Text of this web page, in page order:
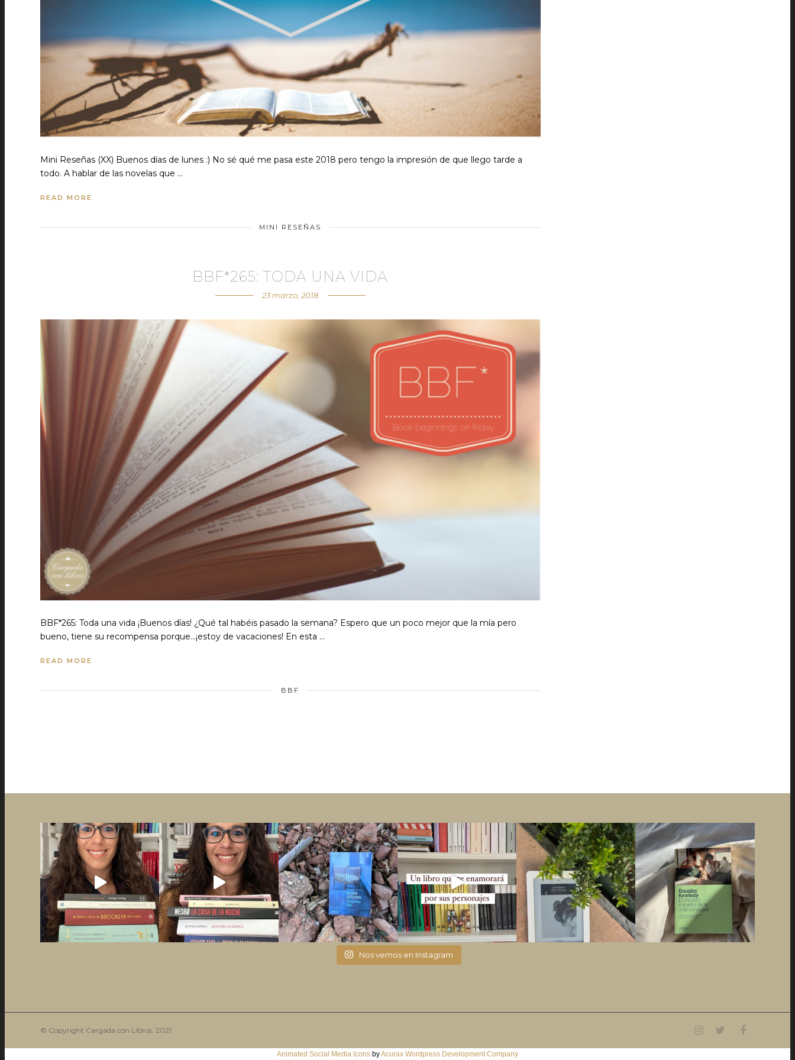
Mini Reseñas (XX) Buenos días de lunes :) No sé qué me pasa este 2018 pero tengo la impresión de que llego tarde a
todo. A hablar de las novelas que …
READ MORE
MINI RESEÑAS
BBF*265: TODA UNA VIDA
23 marzo, 2018
BBF*265: Toda una vida ¡Buenos días! ¿Qué tal habéis pasado la semana? Espero que un poco mejor que la mía pero
bueno, tiene su recompensa porque...¡estoy de vacaciones! En esta …
READ MORE
BBF
Nos vemos en Instagram
© Copyright Cargada con Libros. 2021
Animated Social Media Icons byAcurax Wordpress Development Company